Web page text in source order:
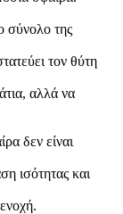
σύνολο της
τον θύτη
αλλά να
δεν είναι
ισότητας και